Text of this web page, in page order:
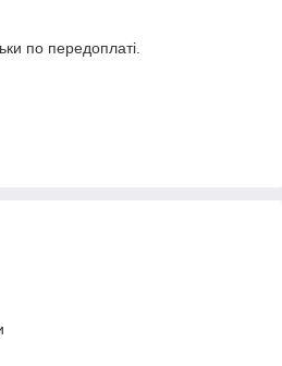
по передоплаті.